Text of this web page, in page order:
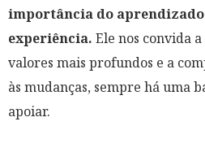
importância do aprendizado
experiência. Ele nos convida
valores mais profundos e a
às mudanças, sempre há uma
apoiar.